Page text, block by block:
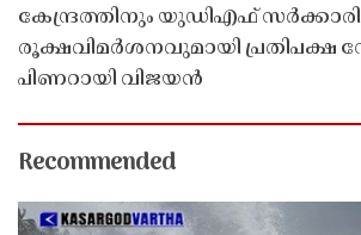
കേന്ദ്രത്തിനും യുഡിഎഫ്
രൂക്ഷവിമർശനവുമായി പ്രതിപക്ഷ
പിണറായി വിജയൻ
Recommended